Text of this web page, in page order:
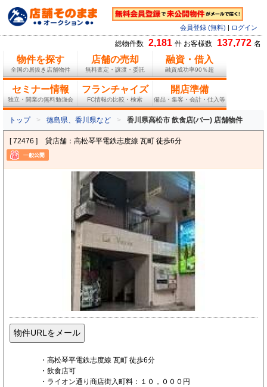
会員登録 (無料) ログイン
総物件数 2,181 件 お客様数 137,772 名
物件を探す
全国の居抜き店舗物件
店舗の売却
無料査定・譲渡・委託
融資・借入
融資成功率90％超
セミナー情報
独立・開業の無料勉強会
フランチャイズ
FC情報の比較・検索
開店準備
備品・集客・会計・仕入等
トップ 徳島県、香川県など 香川県高松市 飲食店(バー) 店舗物件
[ 72476 ] 貸店舗：高松琴平電鉄志度線 瓦町 徒歩6分
・高松琴平電鉄志度線 瓦町 徒歩6分
・飲食店可
・ライオン通り商店街入町料：１０，０００円